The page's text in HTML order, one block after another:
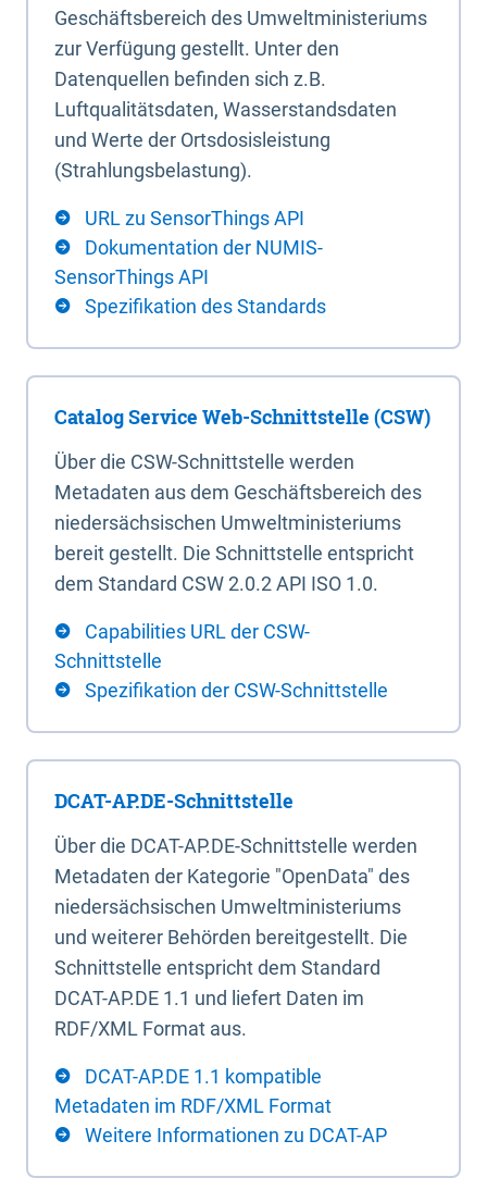
Geschäftsbereich des Umweltministeriums
zur Verfügung gestellt. Unter den
Datenquellen befinden sich z.B.
Luftqualitätsdaten, Wasserstandsdaten
und Werte der Ortsdosisleistung
(Strahlungsbelastung).
URL zu SensorThings API
Dokumentation der NUMIS-
SensorThings API
Spezifikation des Standards
Catalog Service Web-Schnittstelle (CSW)
Über die CSW-Schnittstelle werden
Metadaten aus dem Geschäftsbereich des
niedersächsischen Umweltministeriums
bereit gestellt. Die Schnittstelle entspricht
dem Standard CSW 2.0.2 API ISO 1.0.
Capabilities URL der CSW-
Schnittstelle
Spezifikation der CSW-Schnittstelle
DCAT-AP.DE-Schnittstelle
Über die DCAT-AP.DE-Schnittstelle werden
Metadaten der Kategorie "OpenData" des
niedersächsischen Umweltministeriums
und weiterer Behörden bereitgestellt. Die
Schnittstelle entspricht dem Standard
DCAT-AP.DE 1.1 und liefert Daten im
RDF/XML Format aus.
DCAT-AP.DE 1.1 kompatible
Metadaten im RDF/XML Format
Weitere Informationen zu DCAT-AP